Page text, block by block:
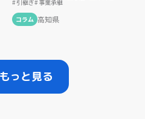
引継ぎ 事業承継
コラム 高知県
っと見る